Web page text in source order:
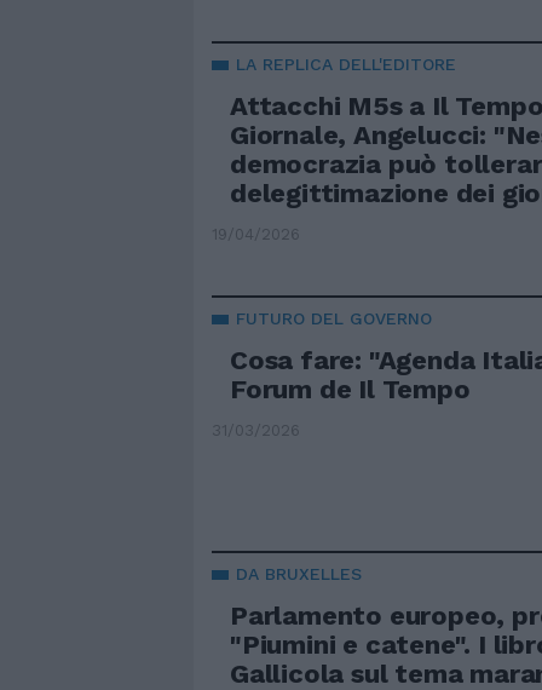
LA REPLICA DELL'EDITORE
Attacchi M5s a Il
Giornale, Angelucci:
democrazia può
delegittimazione dei
19/04/2026
FUTURO DEL GOVERNO
Cosa fare: "Agenda
Forum de Il Tempo
31/03/2026
DA BRUXELLES
Parlamento europeo,
"Piumini e catene". I
Gallicola sul tema